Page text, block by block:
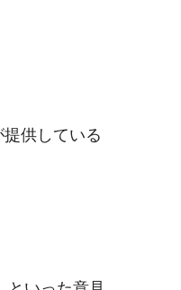
供している